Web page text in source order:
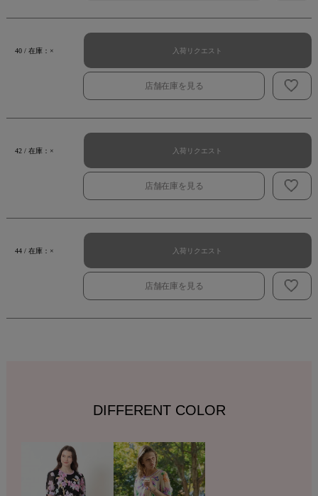
40 / 在庫：× 入荷リクエスト
店舗在庫を見る
42 / 在庫：× 入荷リクエスト
店舗在庫を見る
44 / 在庫：× 入荷リクエスト
店舗在庫を見る
DIFFERENT COLOR